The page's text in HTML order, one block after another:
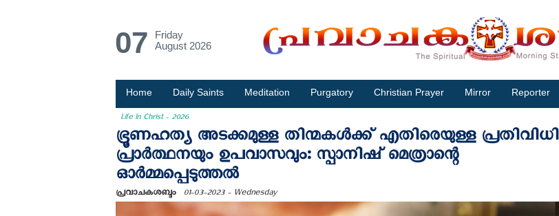
07
Friday
August 2026
Home Daily Saints Meditation Purgatory Christian Prayer Mirror Reporter
Life In Christ - 2026
ഭ്രൂണഹത്യ അടക്കമുള്ള തിന്മകള്‍ക്ക് എതിരെയുള്ള പ്രതിവിധി
പ്രാര്‍ത്ഥനയും ഉപവാസവും: സ്പാനിഷ് മെത്രാന്റെ
ഓര്‍മ്മപ്പെടുത്തല്‍
പ്രവാചകശബ്ദം 01-03-2023 - Wednesday